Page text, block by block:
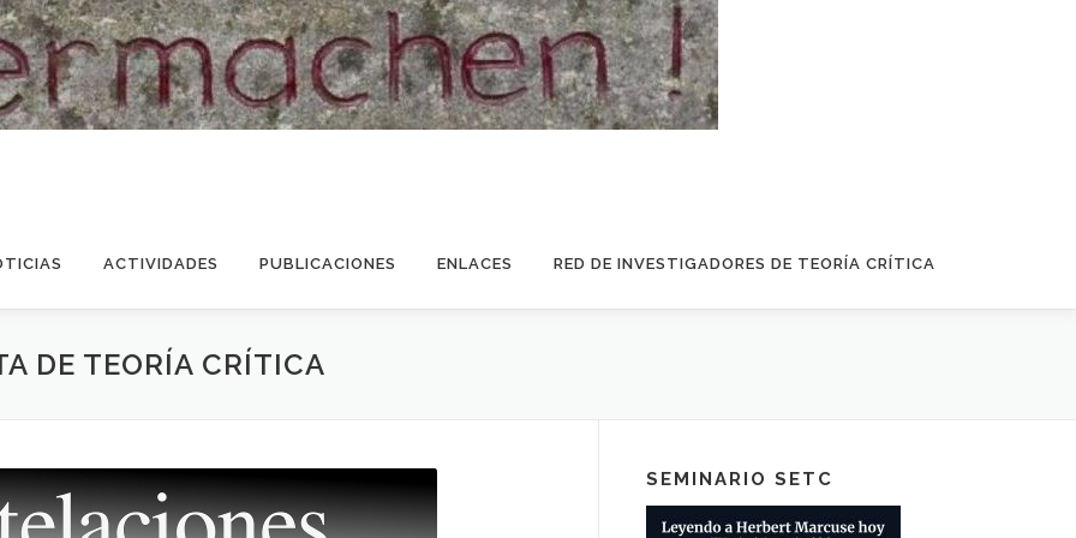
ACTIVIDADES PUBLICACIONES ENLACES RED DE INVESTIGADORES DE TEORÍA CRÍTICA
DE TEORÍA CRÍTICA
SEMINARIO SETC